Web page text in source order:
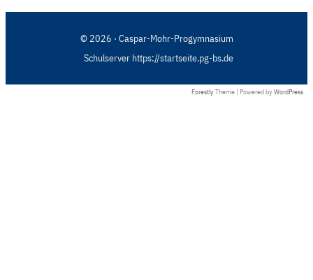
© 2026 · Caspar-Mohr-Progymnasium
Schulserver https://startseite.pg-bs.de
Forestly Theme | Powered by WordPress